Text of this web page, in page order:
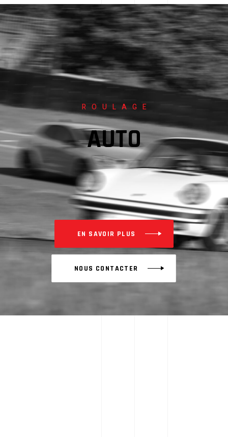
EN SAVOIR PLUS
NOUS CONTACTER
ROULAGE
AUTO